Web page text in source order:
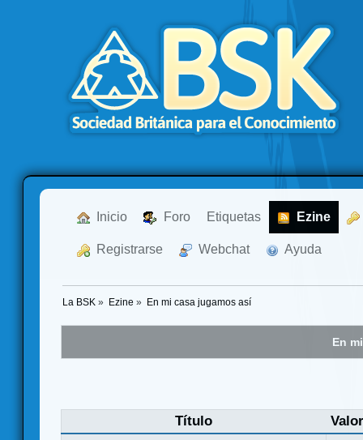
Inicio Foro Etiquetas Ezine
Registrarse Webchat Ayuda
La BSK » Ezine » En mi casa jugamos así
En
Título